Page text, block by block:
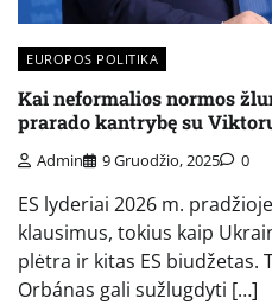
EUROPOS POLITIKA
Kai neformalios normos
prarado kantrybę su
Admin 9 Gruodžio, 2025 0
ES lyderiai 2026 m.
klausimus, tokius kaip
plėtra ir kitas ES biudžetas.
Orbánas gali sužlugdyti […]